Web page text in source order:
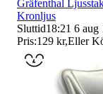
Gräfenthal
Kronljus
Sluttid18:21 6 aug
Pris:129 kr,Eller